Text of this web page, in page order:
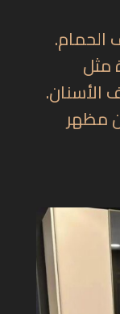
مثل
الأسنان.
مظهر